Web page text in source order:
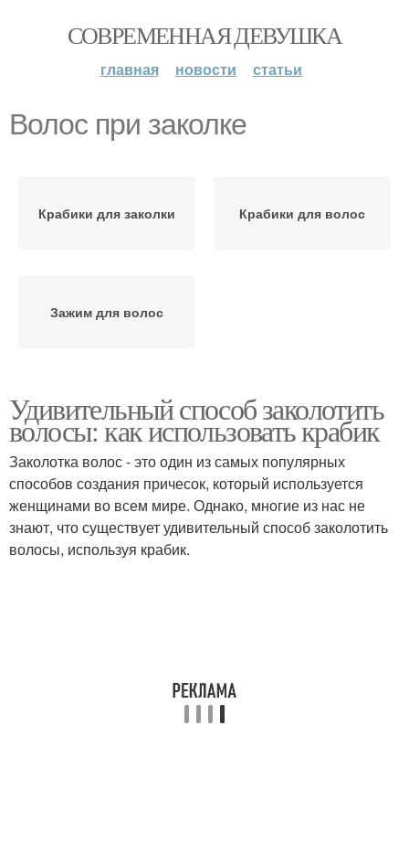
СОВРЕМЕННАЯ ДЕВУШКА
главная новости статьи
Волос при заколке
Крабики для заколки Крабики для волос
Зажим для волос
Удивительный способ заколотить
волосы: как использовать крабик
Заколотка волос - это один из самых популярных
способов создания причесок, который используется
женщинами во всем мире. Однако, многие из нас не
знают, что существует удивительный способ заколотить
волосы, используя крабик.